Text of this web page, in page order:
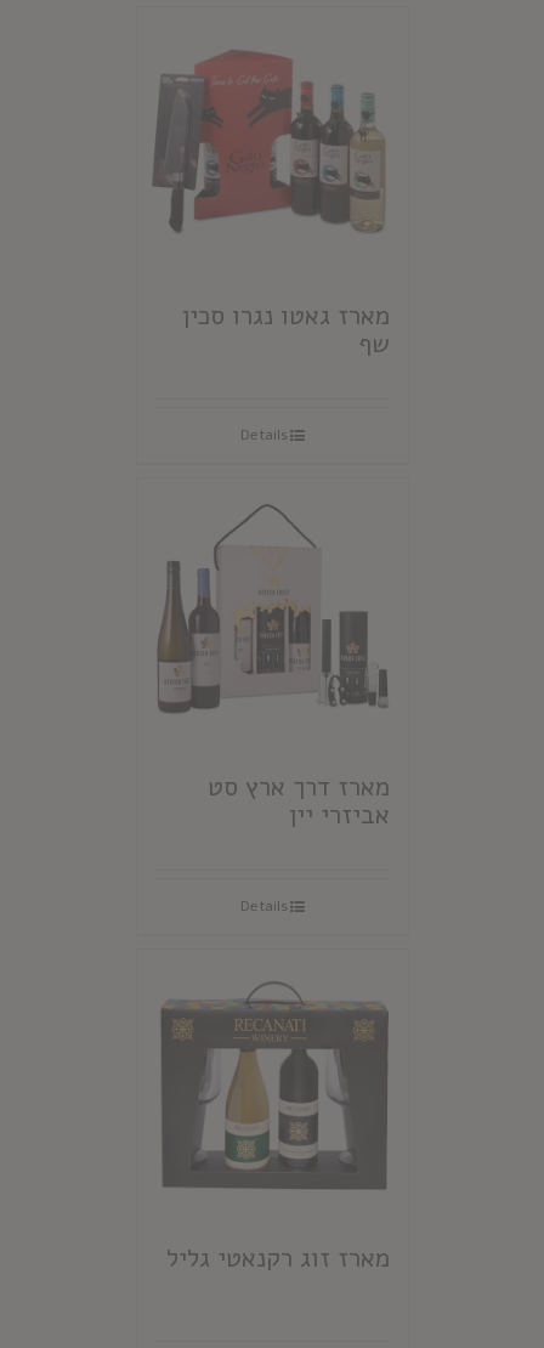
מארז גאטו נגרו סכין
שף
Details
מארז דרך ארץ סט
אביזרי יין
Details
מארז זוג רקנאטי גליל